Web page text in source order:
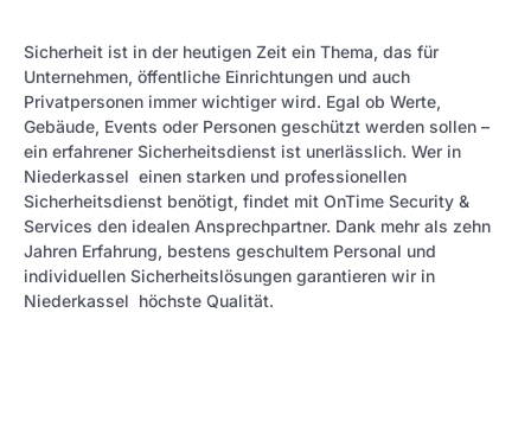
Sicherheit ist in der heutigen Zeit ein Thema, das für
Unternehmen, öffentliche Einrichtungen und auch
Privatpersonen immer wichtiger wird. Egal ob Werte,
Gebäude, Events oder Personen geschützt werden sollen –
ein erfahrener Sicherheitsdienst ist unerlässlich. Wer in
Niederkassel einen starken und professionellen
Sicherheitsdienst benötigt, findet mit OnTime Security &
Services den idealen Ansprechpartner. Dank mehr als zehn
Jahren Erfahrung, bestens geschultem Personal und
individuellen Sicherheitslösungen garantieren wir in
Niederkassel höchste Qualität.